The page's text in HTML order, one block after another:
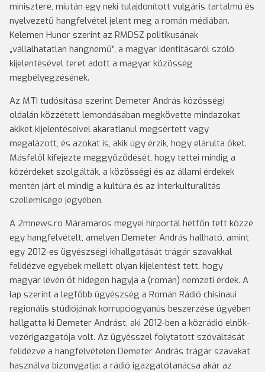
minisztere, miután egy neki tulajdonított vulgáris tartalmú és
nyelvezetű hangfelvétel jelent meg a román médiában.
Kelemen Hunor szerint az RMDSZ politikusának
„vállalhatatlan hangnemű”, a magyar identitásáról szóló
kijelentésével teret adott a magyar közösség
megbélyegzésének.
Az MTI tudósítása szerint Demeter András közösségi
oldalán közzétett lemondásában megkövette mindazokat
akiket kijelentéseivel akaratlanul megsértett vagy
megalázott, és azokat is, akik úgy érzik, hogy elárulta őket.
Másfelől kifejezte meggyőződését, hogy tettei mindig a
közérdeket szolgálták, a közösségi és az állami érdekek
mentén járt el mindig a kultúra és az interkulturalitás
szellemisége jegyében.
A 2mnews.ro Máramaros megyei hírportál hétfőn tett közzé
egy hangfelvételt, amelyen Demeter András hallható, amint
egy 2012-es ügyészségi kihallgatását trágár szavakkal
felidézve egyebek mellett olyan kijelentést tett, hogy
magyar lévén őt hidegen hagyja a (román) nemzeti érdek. A
lap szerint a legfőbb ügyészség a Román Rádió chisinaui
regionális stúdiójának korrupciógyanús beszerzése ügyében
hallgatta ki Demeter Andrást, aki 2012-ben a közrádió elnök-
vezérigazgatója volt. Az ügyésszel folytatott szóváltását
felidézve a hangfelvételen Demeter András trágár szavakat
használva bizonygatja: a rádió igazgatótanácsa akár az